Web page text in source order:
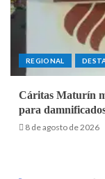
REGIONAL
Cáritas Maturín
para
8 de agosto de 2026